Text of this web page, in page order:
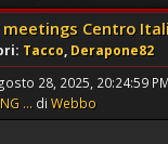
meetings Centro
Tacco, Derapone82
28, 2025, 20:24:59 PM
... di Webbo